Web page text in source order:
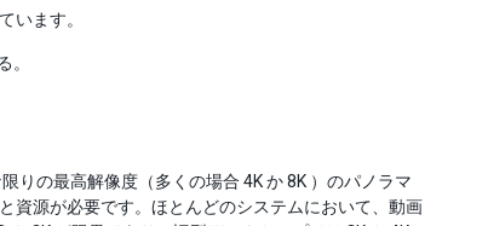
います。
。
りの最高解像度（多くの場合 4K か 8K ）のパノラマ
資源が必要です。ほとんどのシステムにおいて、動画